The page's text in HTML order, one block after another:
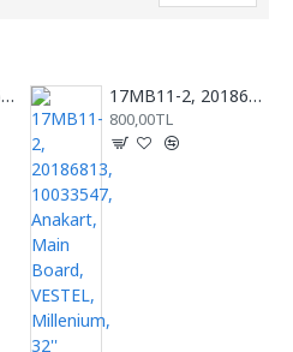
17MB35, 20456565, RTV40781, REGAL, VESTEL, ANA KART, MAİN BOARD 17MB11-2, 20186813, 10033547, Anakart, Main Board, VESTEL, Millenium, 32''
800,00TL